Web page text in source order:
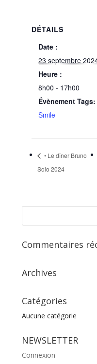
DÉTAILS
Date :
23 septembre
Heure :
8h00 - 17h00
Évènement Tags:
Smile
• Le dîner Bruno
Solo 2024
Commentaires
Archives
Catégories
Aucune catégorie
NEWSLETTER
Connexion